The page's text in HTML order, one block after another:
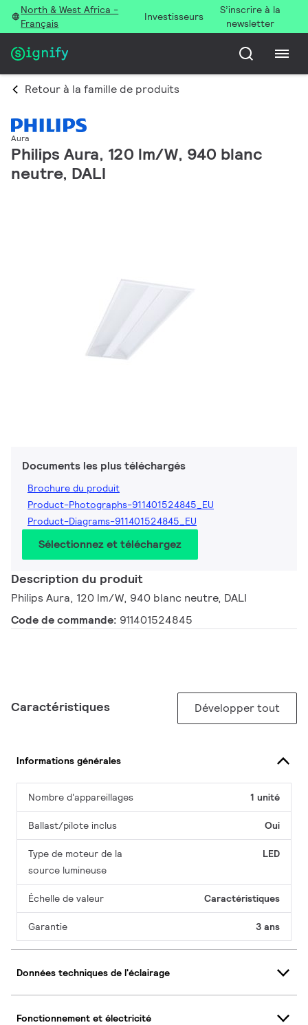
North & West Africa -
Français
Investisseurs
S’inscrire à la
newsletter
Retour à la famille de produits
Aura
Philips Aura, 120 lm/W, 940 blanc
neutre, DALI
Documents les plus téléchargés
Brochure du produit
Product-Photographs-911401524845_EU
Product-Diagrams-911401524845_EU
Sélectionnez et téléchargez
Description du produit
Philips Aura, 120 lm/W, 940 blanc neutre, DALI
Code de commande: 911401524845
Caractéristiques Développer tout
Informations générales
Nombre d'appareillages 1 unité
Ballast/pilote inclus Oui
Type de moteur de la
source lumineuse
LED
Échelle de valeur Caractéristiques
Garantie 3 ans
Données techniques de l'éclairage
Fonctionnement et électricité